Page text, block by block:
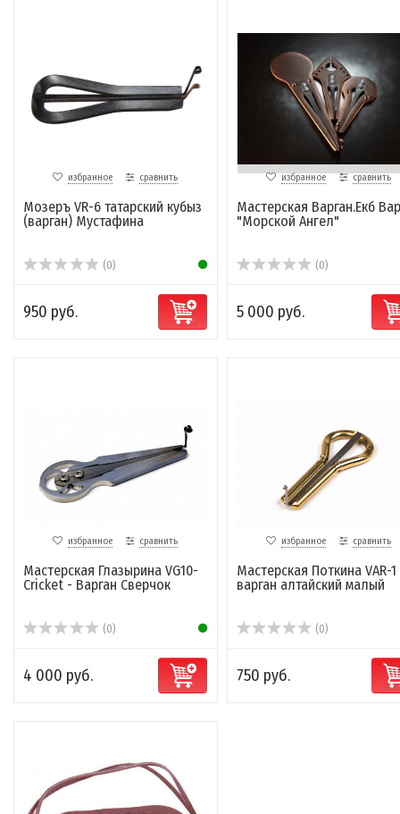
избранное сравнить
Мозеръ VR-6 татарский кубыз
(варган) Мустафина
(0)
950 руб.
избранное сравнить
Мастерская Варган.Екб
"Морской Ангел"
(0)
5 000 руб.
избранное сравнить
Мастерская Глазырина VG10-
Cricket - Варган Сверчок
(0)
4 000 руб.
избранное сравнить
Мастерская Поткина VAR-1
варган алтайский малый
(0)
750 руб.